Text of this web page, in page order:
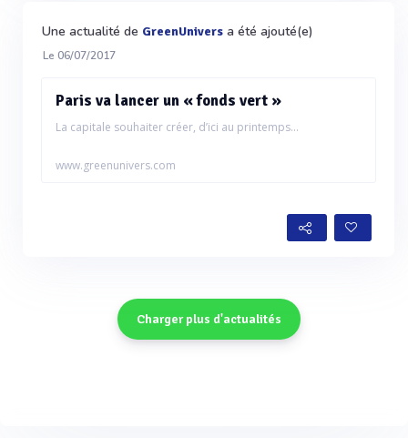
Une actualité de GreenUnivers a été ajouté(e)
Le 06/07/2017
Paris va lancer un « fonds vert »
La capitale souhaiter créer, d’ici au printemps...
www.greenunivers.com
Charger plus d'actualités